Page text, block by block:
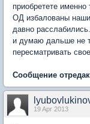
приобретете именно
ОД избалованы
давно
и думаю дальше не
пересматривать
Сообщение
19 Apr 2013